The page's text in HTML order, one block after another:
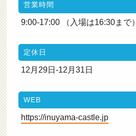
営業時間
9:00-17:00 （入場は16:30まで）
定休日
12月29日-12月31日
WEB
https://inuyama-castle.jp